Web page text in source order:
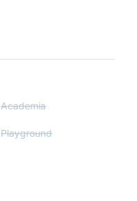
Academia
Playground